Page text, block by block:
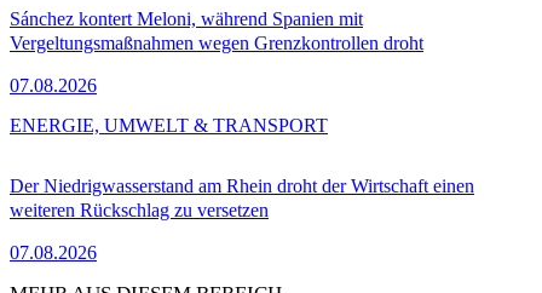
Sánchez kontert Meloni, während Spanien mit
Vergeltungsmaßnahmen wegen Grenzkontrollen droht
07.08.2026
Der Niedrigwasserstand am Rhein droht der Wirtschaft einen
weiteren Rückschlag zu versetzen
07.08.2026
ENERGIE, UMWELT & TRANSPORT